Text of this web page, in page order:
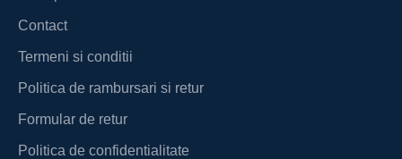
Contact
Termeni si conditii
Politica de rambursari si retur
Formular de retur
Politica de confidentialitate